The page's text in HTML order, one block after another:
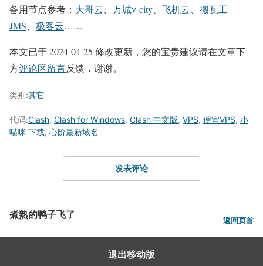
备用节点参考： 大哥云 万城v-city 飞机云
搬瓦工
JMS
极客云……
本文已于 2024-04-25 修改更新，您的宝贵建议请在文章下
方评论区留言反馈，谢谢。
类别:其它
代码:Clash, Clash for Windows, Clash 中文版, VPS, 便宜VPS, 小
喵咪 下载, 心阶最新域名
发表评论
煮熟的鸭子飞了 返回页首
退出移动版